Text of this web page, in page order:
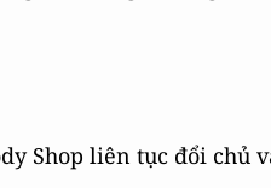
Shop liên tục đổi chủ